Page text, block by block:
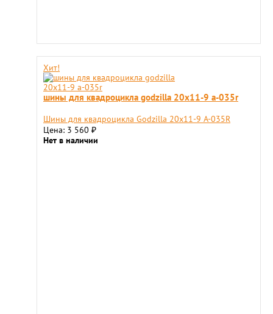
Хит!
шины для квадроцикла godzilla 20х11-9 a-035r
Шины для квадроцикла Godzilla 20х11-9 A-035R
Цена: 3 560 ₽
Нет в наличии